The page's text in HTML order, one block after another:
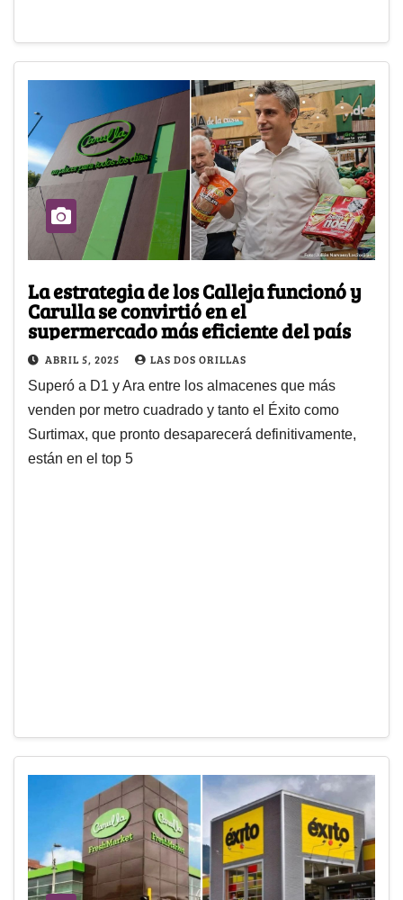
La estrategia de los Calleja funcionó y
Carulla se convirtió en el
supermercado más eficiente del país
ABRIL 5, 2025 LAS DOS ORILLAS
Superó a D1 y Ara entre los almacenes que más
venden por metro cuadrado y tanto el Éxito como
Surtimax, que pronto desaparecerá definitivamente,
están en el top 5